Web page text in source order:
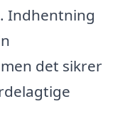
Indhentning
det sikrer